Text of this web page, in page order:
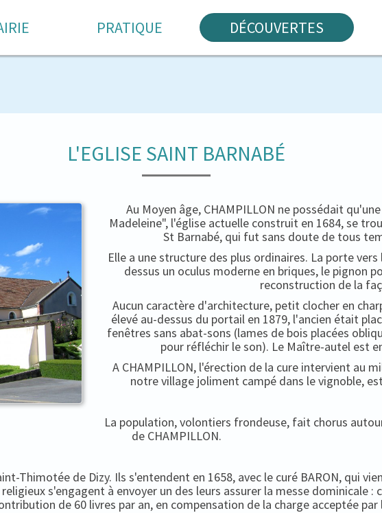
PRATIQUE DÉCOUVERTES
L'EGLISE SAINT BARNABÉ
Au Moyen âge, CHAMPILLON ne possédait
Madeleine", l'église actuelle construit en 1684, se
St Barnabé, qui fut sans doute de tous
Elle a une structure des plus ordinaires. La porte
dessus un oculus moderne en briques, le pignon
reconstruction de la
Aucun caractère d'architecture, petit clocher en
élevé au-dessus du portail en 1879, l'ancien était
fenêtres sans abat-sons (lames de bois placées
pour réfléchir le son). Le Maître-autel est
A CHAMPILLON, l'érection de la cure intervient au
notre village joliment campé dans le vignoble,
La population, volontiers frondeuse, fait chorus
de CHAMPILLON.
Thimotée de Dizy. Ils s'entendent en 1658, avec le curé BARON, qui
s'engagent à envoyer un des leurs assurer la messe dominicale :
de 60 livres par an, en compensation de la charge acceptée par